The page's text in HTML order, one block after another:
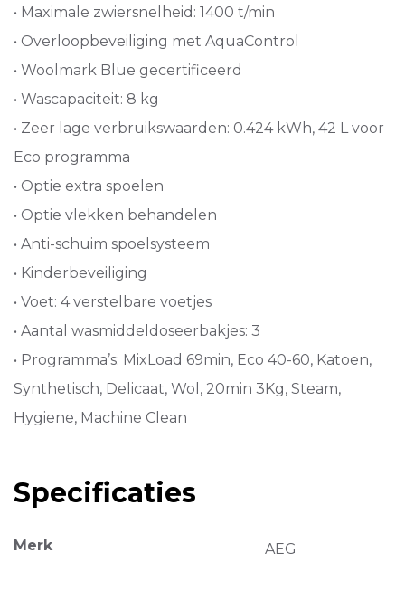
• Maximale zwiersnelheid: 1400 t/min
• Overloopbeveiliging met AquaControl
• Woolmark Blue gecertificeerd
• Wascapaciteit: 8 kg
• Zeer lage verbruikswaarden: 0.424 kWh, 42 L voor
Eco programma
• Optie extra spoelen
• Optie vlekken behandelen
• Anti-schuim spoelsysteem
• Kinderbeveiliging
• Voet: 4 verstelbare voetjes
• Aantal wasmiddeldoseerbakjes: 3
• Programma’s: MixLoad 69min, Eco 40-60, Katoen,
Synthetisch, Delicaat, Wol, 20min 3Kg, Steam,
Hygiene, Machine Clean
Specificaties
Merk AEG